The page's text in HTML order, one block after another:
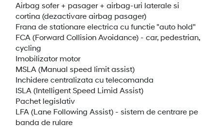
Airbag sofer + pasager + airbag-uri laterale si
cortina (dezactivare airbag pasager)
Frana de stationare electrica cu functie "auto hold"
FCA (Forward Collision Avoidance) - car, pedestrian,
cycling
Imobilizator motor
MSLA (Manual speed limit assist)
Inchidere centralizata cu telecomanda
ISLA (Intelligent Speed Limid Assist)
Pachet legislativ
LFA (Lane Following Assist) - sistem de centrare pe
banda de rulare